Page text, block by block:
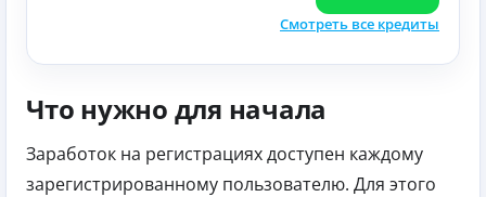
Смотреть все кредиты
Что нужно для начала
Заработок на регистрациях доступен каждому
зарегистрированному пользователю. Для этого